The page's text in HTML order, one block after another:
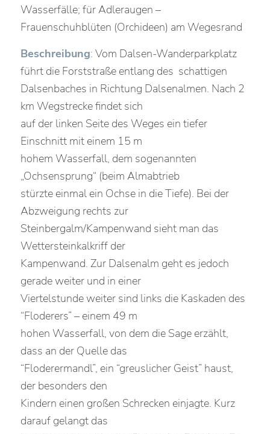
Wasserfälle; für Adleraugen –
Frauenschuhblüten (Orchideen) am Wegesrand
Beschreibung: Vom Dalsen-Wanderparkplatz
führt die Forststraße entlang des schattigen
Dalsenbaches in Richtung Dalsenalmen. Nach 2
km Wegstrecke findet sich
auf der linken Seite des Weges ein tiefer
Einschnitt mit einem 15 m
hohem Wasserfall, dem sogenannten
„Ochsensprung“ (beim Almabtrieb
stürzte einmal ein Ochse in die Tiefe). Bei der
Abzweigung rechts zur
Steinbergalm/Kampenwand sieht man das
Wettersteinkalkriff der
Kampenwand. Zur Dalsenalm geht es jedoch
gerade weiter und in einer
Viertelstunde weiter sind links die Kaskaden des
“Floderers” – einem 49 m
hohen Wasserfall, von dem die Sage erzählt,
dass an der Quelle das
“Floderermandl”, ein “greuslicher Geist” haust,
der besonders den
Kindern einen großen Schrecken einjagte. Kurz
darauf gelangt das